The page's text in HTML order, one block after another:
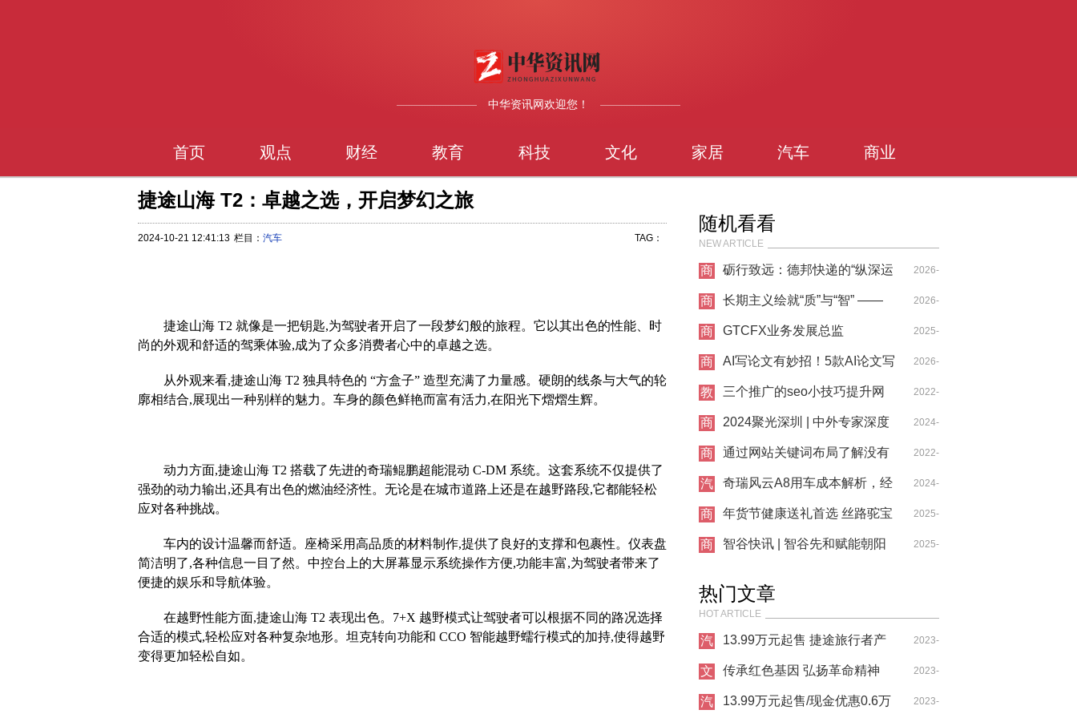
中华资讯网欢迎您！
首页 观点 财经 教育 科技 文化 家居 汽车 商业
捷途山海 T2：卓越之选，开启梦幻之旅
2024-10-21 12:41:13 栏目： 汽车 TAG：
捷途山海 T2 就像是一把钥匙,为驾驶者开启了一段梦幻般的旅程。它以其出色的性能、时
尚的外观和舒适的驾乘体验,成为了众多消费者心中的卓越之选。
从外观来看,捷途山海 T2 独具特色的 “方盒子” 造型充满了力量感。硬朗的线条与大气的轮
廓相结合,展现出一种别样的魅力。车身的颜色鲜艳而富有活力,在阳光下熠熠生辉。
动力方面,捷途山海 T2 搭载了先进的奇瑞鲲鹏超能混动 C-DM 系统。这套系统不仅提供了
强劲的动力输出,还具有出色的燃油经济性。无论是在城市道路上还是在越野路段,它都能轻松
应对各种挑战。
车内的设计温馨而舒适。座椅采用高品质的材料制作,提供了良好的支撑和包裹性。仪表盘
简洁明了,各种信息一目了然。中控台上的大屏幕显示系统操作方便,功能丰富,为驾驶者带来了
便捷的娱乐和导航体验。
在越野性能方面,捷途山海 T2 表现出色。7+X 越野模式让驾驶者可以根据不同的路况选择
合适的模式,轻松应对各种复杂地形。坦克转向功能和 CCO 智能越野蠕行模式的加持,使得越野
变得更加轻松自如。
随机看看
NEW ARTICLE
商
砺行致远：德邦快递的“纵深运
营”与“攻坚之路”
2026-
01-09
商
长期主义绘就“质”与“智” ——
瑞众保险的投资答卷与未来布
局
2026-
03-31
商
GTCFX业务发展总监
Alexander：以创新与合规引
领外汇交易新未来
2025-
01-18
商
AI写论文有妙招！5款AI论文写
作工具，开启论文写作新体验
2026-
04-18
教
三个推广的seo小技巧提升网
站排名
2022-
01-07
商
2024聚光深圳 | 中外专家深度
解析游戏赋能文化传承与科技
创新发展
2024-
11-28
商
通过网站关键词布局了解没有
首页排名的原因
2022-
01-07
汽
奇瑞风云A8用车成本解析，经
济出行的实惠之选
2024-
03-26
商
年货节健康送礼首选 丝路驼宝
携手20位营养师共启健康新年
2025-
12-19
商
智谷快讯 | 智谷先和赋能朝阳
的破界探索
2025-
热门文章
HOT ARTICLE
汽
13.99万元起售 捷途旅行者产
品力表现很突出！
2023-
09-29
文
传承红色基因 弘扬革命精神
——韩银山一行寻访牛子龙将
2023-
07-29
汽
13.99万元起售/现金优惠0.6万 2023-